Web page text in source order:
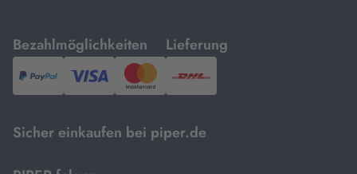
Bezahlmöglichkeiten
mit
PayPal,Visa
und
Lieferung
mit
DHL.
Sicher einkaufen bei piper.de